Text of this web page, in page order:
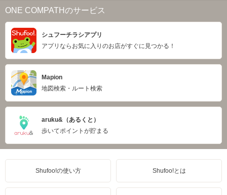
ONE COMPATHのサービス
シュフーチラシアプリ
アプリならお気に入りのお店がすぐに見つかる！
Mapion
地図検索・ルート検索
aruku&（あるくと）
歩いてポイントが貯まる
Shufoo!の使い方 Shufoo!とは